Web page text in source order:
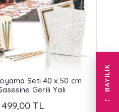
BAYILIK
←
Seti 40 x 50 cm
Gerili Yalı
499,00 TL